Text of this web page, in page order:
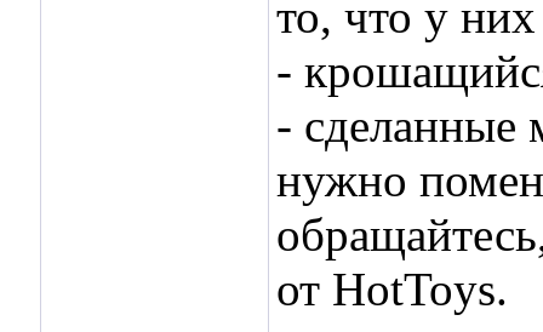
то, что у
-
- сделанные
нужно
от HotToys.